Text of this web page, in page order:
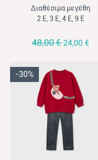
κορίτσια καρό Mayoral
γκρι
Διαθέσιμα μεγέθη
2 Ε, 3 Ε, 4 Ε, 9 Ε
48,00 €24,00 €
-30%